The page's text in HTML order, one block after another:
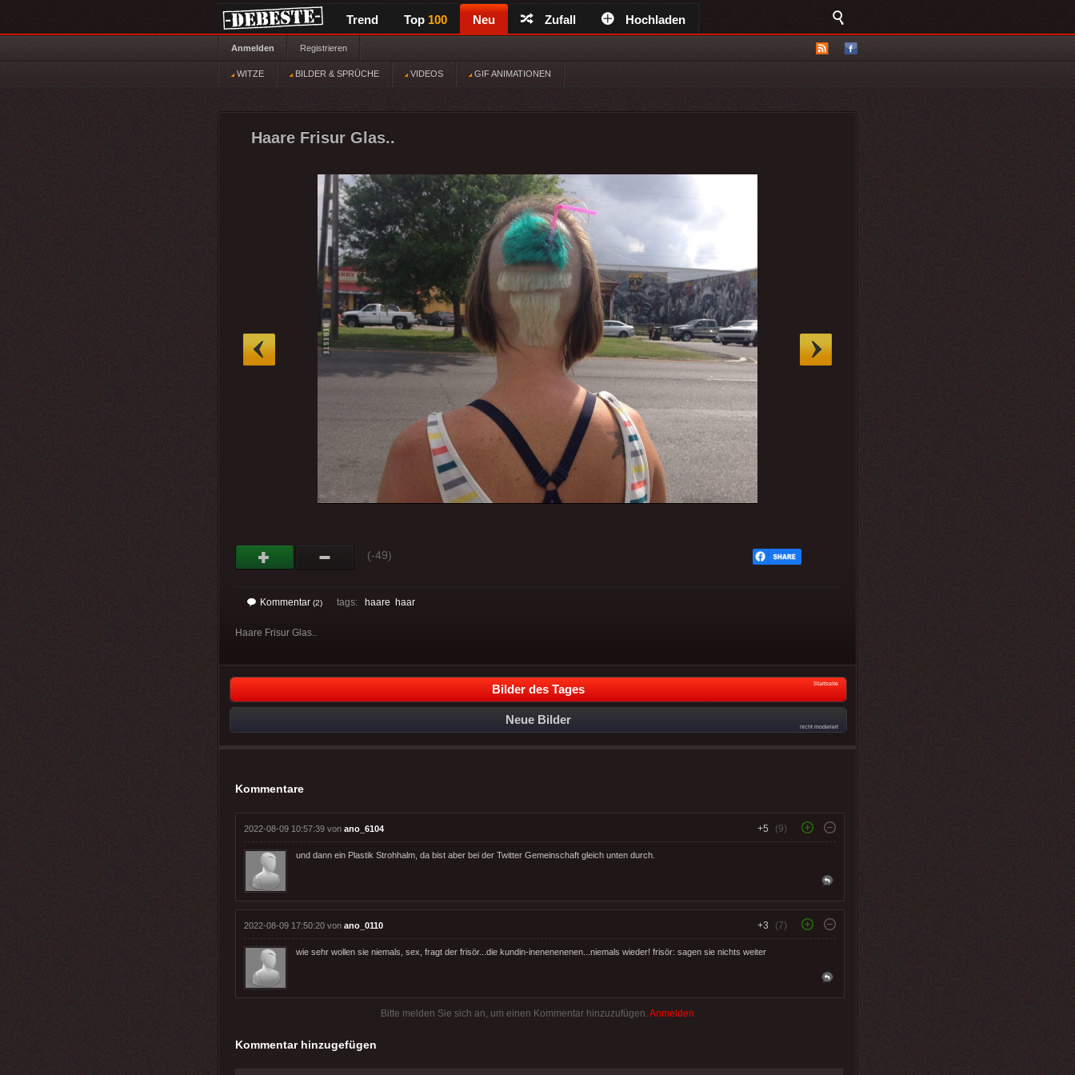
Trend Top 100 Neu Zufall Hochladen
Anmelden Registrieren
WITZE BILDER & SPRÜCHE VIDEOS GIF ANIMATIONEN
Haare Frisur Glas..
(-49)
Kommentar (2) tags: haare haar
Haare Frisur Glas..
Bilder des Tages Startseite
Neue Bilder
nicht moderiert
Kommentare
2022-08-09 10:57:39 von ano_6104 +5 (9)
und dann ein Plastik Strohhalm, da bist aber bei der Twitter Gemeinschaft gleich unten durch.
2022-08-09 17:50:20 von ano_0110 +3 (7)
wie sehr wollen sie niemals, sex, fragt der frisör...die kundin-inenenenenen...niemals wieder! frisör: sagen sie nichts weiter
Bitte melden Sie sich an, um einen Kommentar hinzuzufügen. Anmelden
Kommentar hinzugefügen